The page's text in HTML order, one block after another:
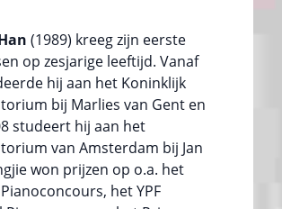
(1989) kreeg zijn eerste
op zesjarige leeftijd. Vanaf
hij aan het Koninklijk
bij Marlies van Gent en
studeert hij aan het
van Amsterdam bij Jan
won prijzen op o.a. het
het YPF